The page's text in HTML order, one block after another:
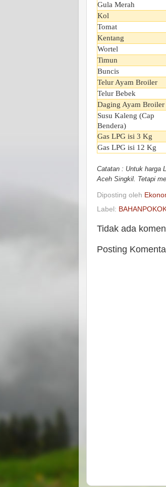
Gula Merah
Kol
Tomat
Kentang
Wortel
Timun
Buncis
Telur Ayam Broiler
Telur Bebek
Daging Ayam Broiler
Susu Kaleng (Cap
Bendera)
Gas LPG isi 3 Kg
Gas LPG isi 12 Kg
Catatan : Untuk harga
Aceh Singkil. Tetapi
Diposting oleh
Label:
Tidak ada
Posting